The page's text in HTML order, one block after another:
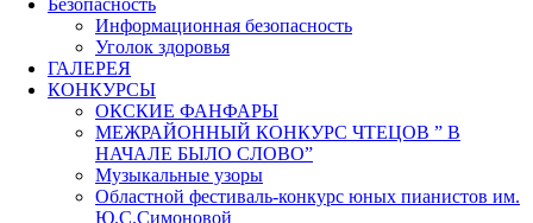
Информационная безопасность
Уголок здоровья
ГАЛЕРЕЯ
КОНКУРСЫ
ОКСКИЕ ФАНФАРЫ
МЕЖРАЙОННЫЙ КОНКУРС ЧТЕЦОВ ” В
НАЧАЛЕ БЫЛО СЛОВО”
Музыкальные узоры
Областной фестиваль-конкурс юных пианистов им.
Ю.С.Симоновой